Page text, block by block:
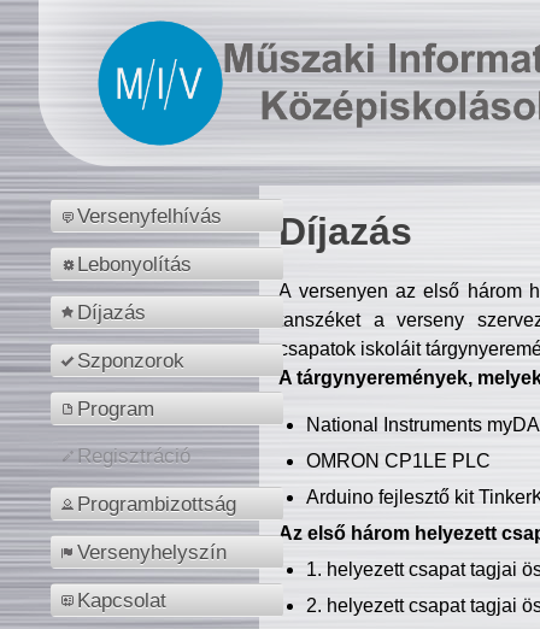
Versenyfelhívás
Lebonyolítás
Díjazás
Szponzorok
Program
Regisztráció
Programbizottság
Versenyhelyszín
Kapcsolat
Díjazás
A versenyen az első három
tanszéket a verseny
csapatok iskoláit
A tárgynyeremények,
National Instruments
OMRON CP1LE PLC
Arduino fejlesztő kit
Az első három helyezett
1. helyezett csapat tagjai
2. helyezett csapat tagjai